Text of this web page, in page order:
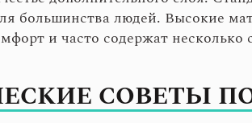
большинства людей. Высокие
и часто содержат несколько
СОВЕТЫ